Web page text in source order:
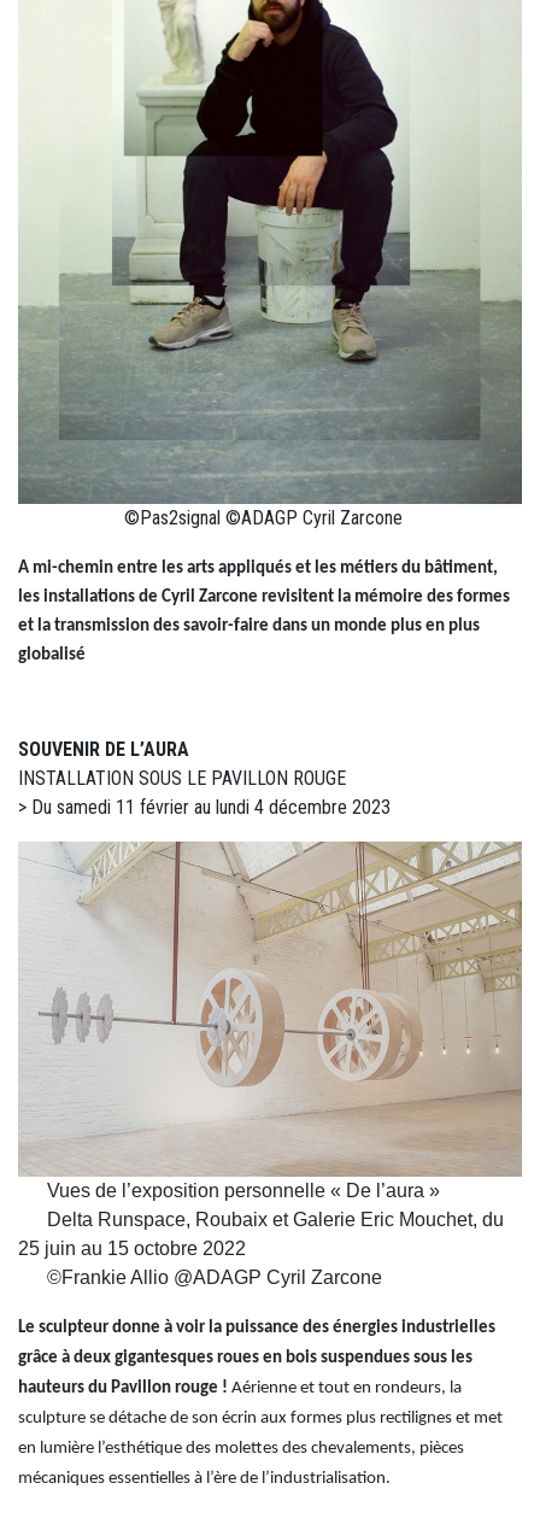
©Pas2signal ©ADAGP Cyril Zarcone
A mi-chemin entre les arts appliqués et les métiers du bâtiment,
les installations de Cyril Zarcone revisitent la mémoire des formes
et la transmission des savoir-faire dans un monde plus en plus
globalisé
SOUVENIR DE L’AURA
INSTALLATION SOUS LE PAVILLON ROUGE
> Du samedi 11 février au lundi 4 décembre 2023
Vues de l’exposition personnelle « De l’aura »
Delta Runspace, Roubaix et Galerie Eric Mouchet, du
25 juin au 15 octobre 2022
©Frankie Allio @ADAGP Cyril Zarcone
Le sculpteur donne à voir la puissance des énergies industrielles
grâce à deux gigantesques roues en bois suspendues sous les
hauteurs du Pavillon rouge ! Aérienne et tout en rondeurs, la
sculpture se détache de son écrin aux formes plus rectilignes et met
en lumière l’esthétique des molettes des chevalements, pièces
mécaniques essentielles à l’ère de l’industrialisation.